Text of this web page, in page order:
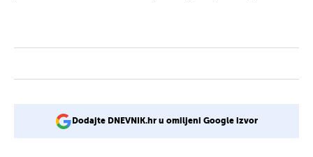
Dodajte DNEVNIK.hr u omiljeni Google izvor